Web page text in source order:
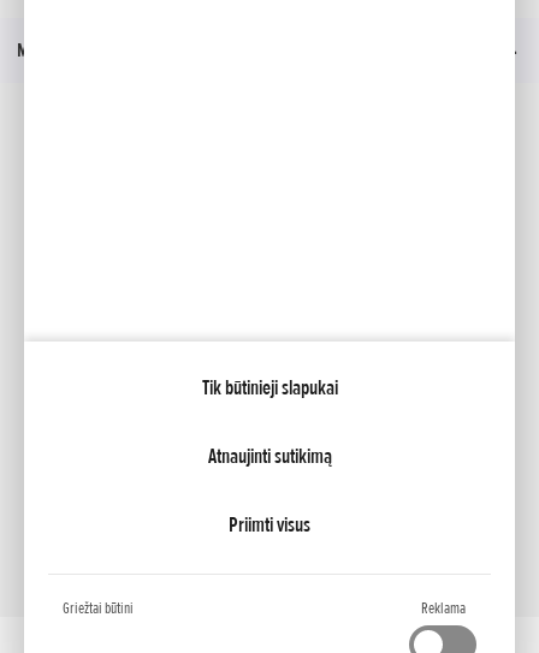
Tik būtinieji slapukai
Atnaujinti sutikimą
Priimti visus
Griežtai būtini Reklama
Meniu
Mano Honda